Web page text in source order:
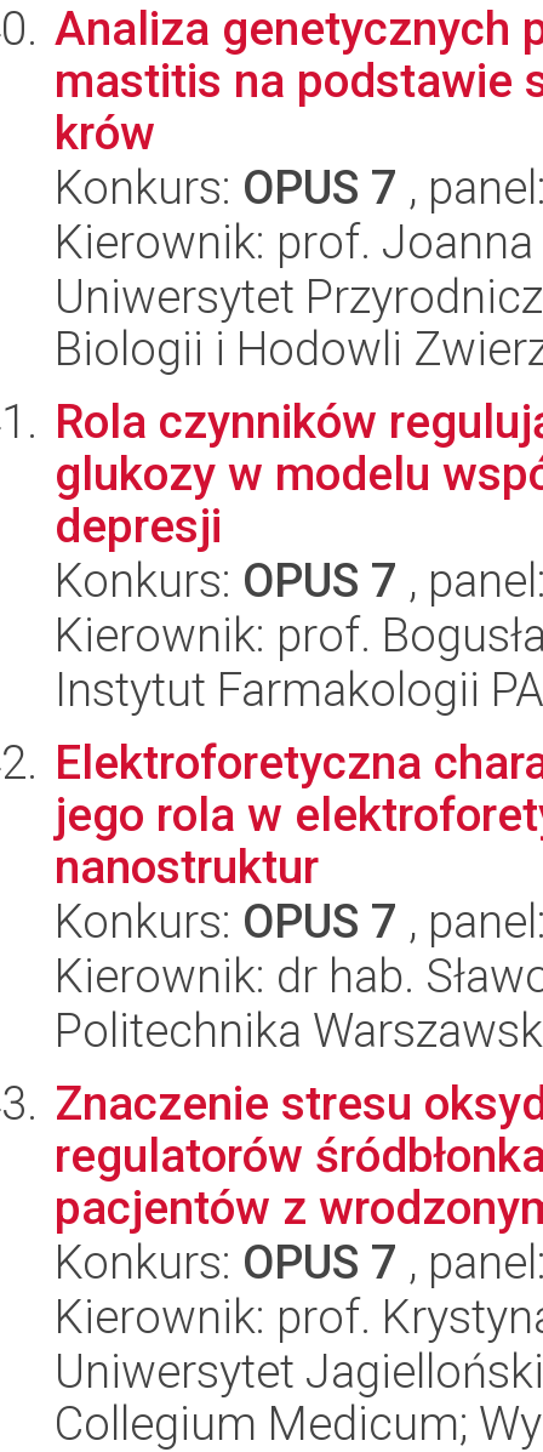
Analiza genetycznych
mastitis na podstawie
krów
Konkurs: OPUS 7 ,
Kierownik: prof. Joanna
Uniwersytet
Biologii i Hodowli
Rola czynników
glukozy w modelu
depresji
Konkurs: OPUS 7 ,
Kierownik: prof.
Instytut Farmakologii
Elektroforetyczna
jego rola w
nanostruktur
Konkurs: OPUS 7 ,
Kierownik: dr hab.
Politechnika
Znaczenie stresu
regulatorów
pacjentów z
Konkurs: OPUS 7 ,
Kierownik: prof.
Uniwersytet
Collegium Medicum;